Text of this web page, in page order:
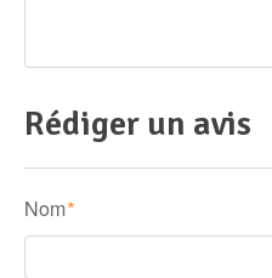
Rédiger un avis
Nom *